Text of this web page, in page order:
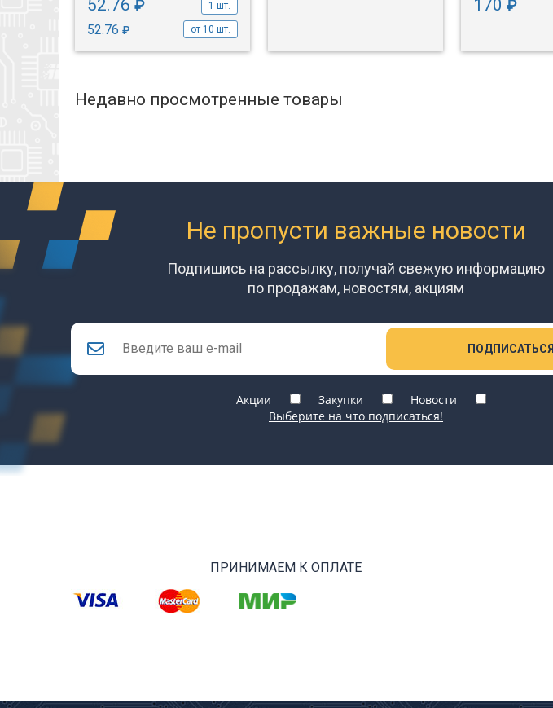
52.76 ₽ 1 шт.
52.76 ₽ от 10 шт.
170 ₽
Недавно просмотренные товары
Не пропусти важные новости
Подпишись на рассылку, получай свежую информацию
по продажам, новостям, акциям
ПОДПИСАТЬСЯ
Акции Закупки
Новости
Выберите на что подписаться!
ПРИНИМАЕМ К ОПЛАТЕ